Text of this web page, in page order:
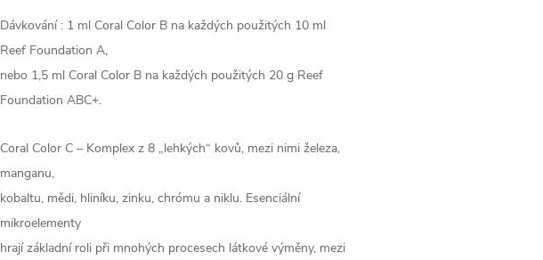
Dávkování : 1 ml Coral Color B na každých použitých 10 ml
Reef Foundation A,
nebo 1,5 ml Coral Color B na každých použitých 20 g Reef
Foundation ABC+.
Coral Color C – Komplex z 8 „lehkých“ kovů, mezi nimi železa,
manganu,
kobaltu, mědi, hliníku, zinku, chrómu a niklu. Esenciální
mikroelementy
hrají základní roli při mnohých procesech látkové výměny, mezi